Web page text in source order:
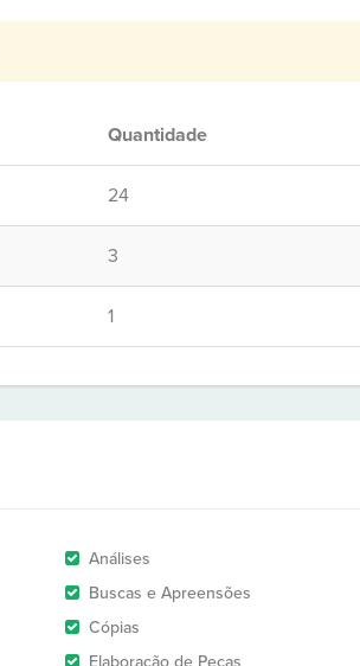
Quantidade
24
3
1
Análises
Buscas e Apreensões
Cópias
Elaboração de Peças